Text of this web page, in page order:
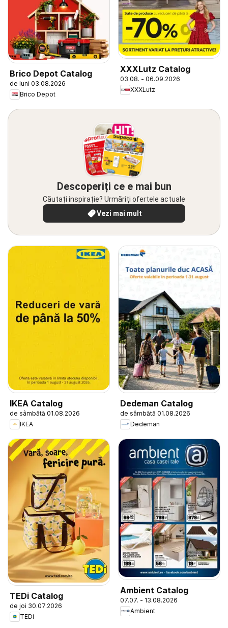
Brico Depot Catalog
de luni 03.08.2026
Brico Depot
XXXLutz Catalog
03.08. - 06.09.2026
XXXLutz
Descoperiți ce e mai bun
Căutați inspirație? Urmăriți ofertele actuale
Vezi mai mult
IKEA Catalog
de sâmbătă 01.08.2026
IKEA
Dedeman Catalog
de sâmbătă 01.08.2026
Dedeman
TEDi Catalog
de joi 30.07.2026
TEDi
Ambient Catalog
07.07. - 13.08.2026
Ambient